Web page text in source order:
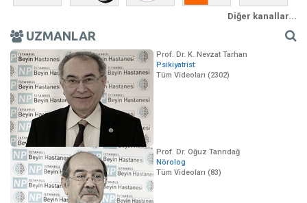
Diğer kanallar...
UZMANLAR
Prof. Dr. K. Nevzat Tarhan
Psikiyatrist
Tüm Videoları (2302)
Prof. Dr. Oğuz Tanrıdağ
Nörolog
Tüm Videoları (83)